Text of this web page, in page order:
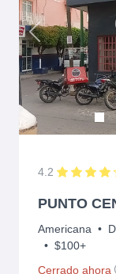
Previous
4.2
PUNTO
Americana •
• $100+
Cerrado ahora